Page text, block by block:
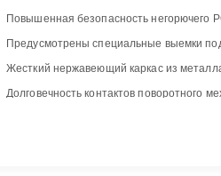
Повышенная безопасность негорючего
Предусмотрены специальные выемки
Жесткий нержавеющий каркас из
Долговечность контактов поворотного